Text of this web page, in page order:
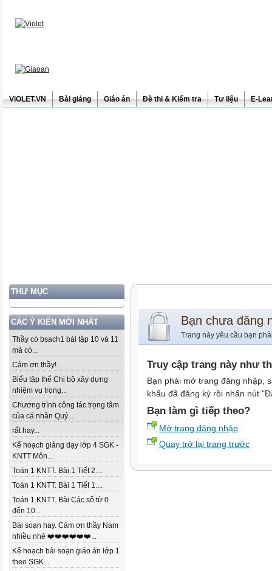
ViOLET.VN Bài giảng Giáo án Đề thi & Kiểm tra Tư liệu E-
THƯ MỤC
CÁC Ý KIẾN MỚI NHẤT
Thầy có bsach1 bài tập 10 và 11
mà có...
Cảm ơn thầy!...
Biểu tập thể Chi bộ xây dựng
nhiệm vụ trọng...
Chương trình công tác trọng tâm
của cá nhân Quý...
rất hay...
Kế hoạch giảng dạy lớp 4 SGK -
KNTT Môn...
Toán 1 KNTT. Bài 1 Tiết 2....
Toán 1 KNTT. Bài 1 Tiết 1....
Toán 1 KNTT. Bài Các số từ 0
đến 10...
Bài soạn hay. Cảm ơn thầy Nam
nhiều nhé ❤️❤️❤️❤️❤️❤️...
Kế hoạch bài soạn giáo án lớp 1
theo SGK...
Bạn chưa đăng
Trang này yêu cầu bạn
Truy cập trang này như
Bạn phải mở trang đăng nhập,
khẩu đã đăng ký rồi nhấn nút
Bạn làm gì tiếp theo?
Mở trang đăng nhập
Quay trở lại trang trước